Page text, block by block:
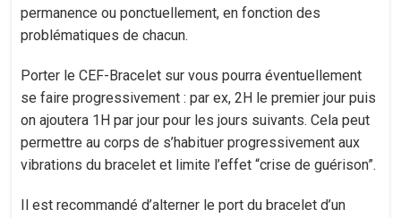
permanence ou ponctuellement, en fonction des
problématiques de chacun.
Porter le CEF-Bracelet sur vous pourra éventuellement
se faire progressivement : par ex, 2H le premier jour puis
on ajoutera 1H par jour pour les jours suivants. Cela peut
permettre au corps de s’habituer progressivement aux
vibrations du bracelet et limite l’effet “crise de guérison”.
Il est recommandé d’alterner le port du bracelet d’un